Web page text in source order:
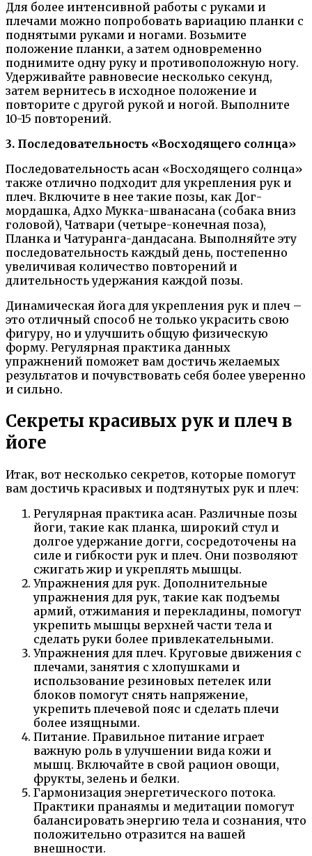
Для более интенсивной работы с руками и
плечами можно попробовать вариацию планки с
поднятыми руками и ногами. Возьмите
положение планки, а затем одновременно
поднимите одну руку и противоположную ногу.
Удерживайте равновесие несколько секунд,
затем вернитесь в исходное положение и
повторите с другой рукой и ногой. Выполните
10-15 повторений.
3. Последовательность «Восходящего солнца»
Последовательность асан «Восходящего солнца»
также отлично подходит для укрепления рук и
плеч. Включите в нее такие позы, как Дог-
мордашка, Адхо Мукка-шванасана (собака вниз
головой), Чатвари (четыре-конечная поза),
Планка и Чатуранга-дандасана. Выполняйте эту
последовательность каждый день, постепенно
увеличивая количество повторений и
длительность удержания каждой позы.
Динамическая йога для укрепления рук и плеч –
это отличный способ не только украсить свою
фигуру, но и улучшить общую физическую
форму. Регулярная практика данных
упражнений поможет вам достичь желаемых
результатов и почувствовать себя более уверенно
и сильно.
Секреты красивых рук и плеч в
йоге
Итак, вот несколько секретов, которые помогут
вам достичь красивых и подтянутых рук и плеч:
Регулярная практика асан. Различные позы
йоги, такие как планка, широкий стул и
долгое удержание догги, сосредоточены на
силе и гибкости рук и плеч. Они позволяют
сжигать жир и укреплять мышцы.
Упражнения для рук. Дополнительные
упражнения для рук, такие как подъемы
армий, отжимания и перекладины, помогут
укрепить мышцы верхней части тела и
сделать руки более привлекательными.
Упражнения для плеч. Круговые движения с
плечами, занятия с хлопушками и
использование резиновых петелек или
блоков помогут снять напряжение,
укрепить плечевой пояс и сделать плечи
более изящными.
Питание. Правильное питание играет
важную роль в улучшении вида кожи и
мышц. Включайте в свой рацион овощи,
фрукты, зелень и белки.
Гармонизация энергетического потока.
Практики пранаямы и медитации помогут
балансировать энергию тела и сознания, что
положительно отразится на вашей
внешности.